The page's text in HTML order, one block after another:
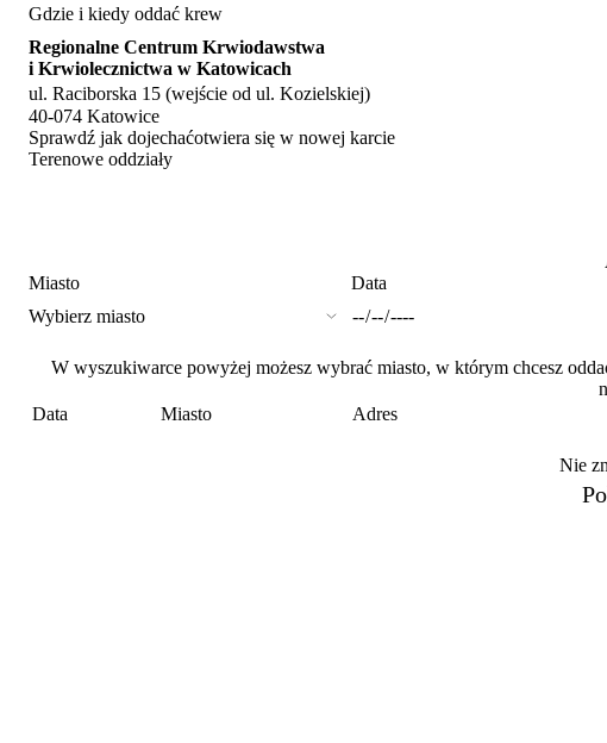
Gdzie i kiedy oddać krew
Regionalne Centrum Krwiodawstwa
i Krwiolecznictwa w Katowicach
ul. Raciborska 15 (wejście od ul. Kozielskiej)
40-074 Katowice
Sprawdź jak dojechaćotwiera się w nowej karcie
Terenowe oddziały
Miasto
Data
W wyszukiwarce powyżej możesz wybrać miasto, w którym chcesz
Data
Miasto Adres
Nie